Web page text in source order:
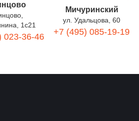
1с21
023-36-46
Мичуринский
ул. Удальцова, 60
+7 (495) 085-19-19